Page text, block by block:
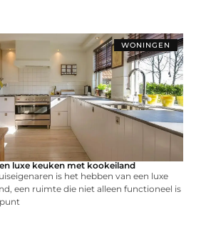
WONINGEN
luxe keuken met kookeiland
is het hebben van een luxe
een ruimte die niet alleen functioneel is